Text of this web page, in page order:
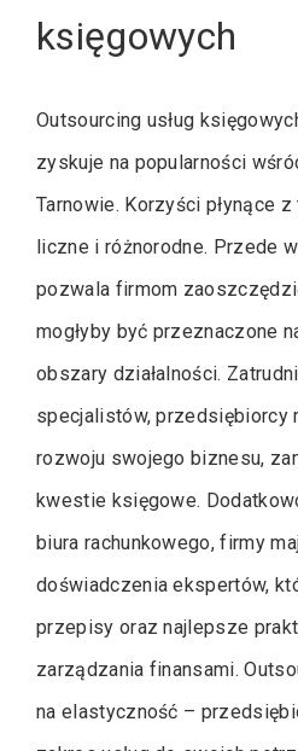
księgowych
Outsourcing usług
zyskuje na popularności
Tarnowie. Korzyści płynące
liczne i różnorodne. Przede
pozwala firmom
mogłyby być przeznaczone
obszary działalności.
specjalistów, przedsiębiorcy
rozwoju swojego biznesu,
kwestie księgowe.
biura rachunkowego, firmy
doświadczenia ekspertów,
przepisy oraz najlepsze
zarządzania finansami.
na elastyczność –